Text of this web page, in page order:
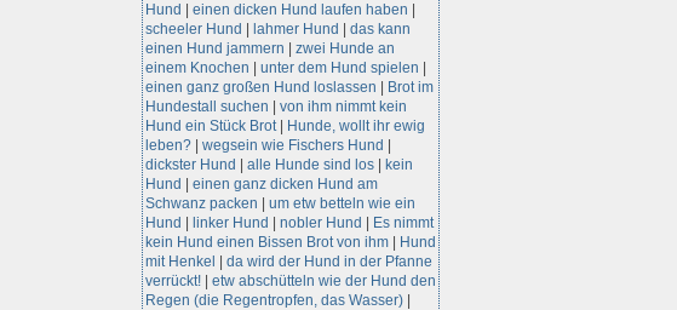
Hund
einen dicken Hund laufen haben
scheeler Hund
lahmer Hund
das kann
einen Hund jammern
zwei Hunde an
einem Knochen
unter dem Hund spielen
einen ganz großen Hund loslassen
Brot im
Hundestall suchen
von ihm nimmt kein
Hund ein Stück Brot|
Hunde, wollt ihr ewig
leben?
wegsein wie Fischers Hund
dickster Hund
alle Hunde sind los
kein
Hund
einen ganz dicken Hund am
Schwanz packen
um etw betteln wie ein
Hund
linker Hund nobler Hund
Es nimmt
kein Hund einen Bissen Brot von ihm
Hund
mit Henkel
da wird der Hund in der Pfanne
verrückt!
etw abschütteln wie der Hund den
Regen (die Regentropfen, das Wasser)